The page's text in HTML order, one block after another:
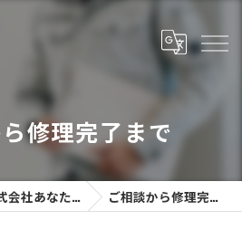
修理完了まで
水道トラブルなら株式会社あなたの水道屋 ご相談から修理完了まで